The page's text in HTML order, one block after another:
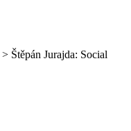
> Štěpán Jurajda: Social